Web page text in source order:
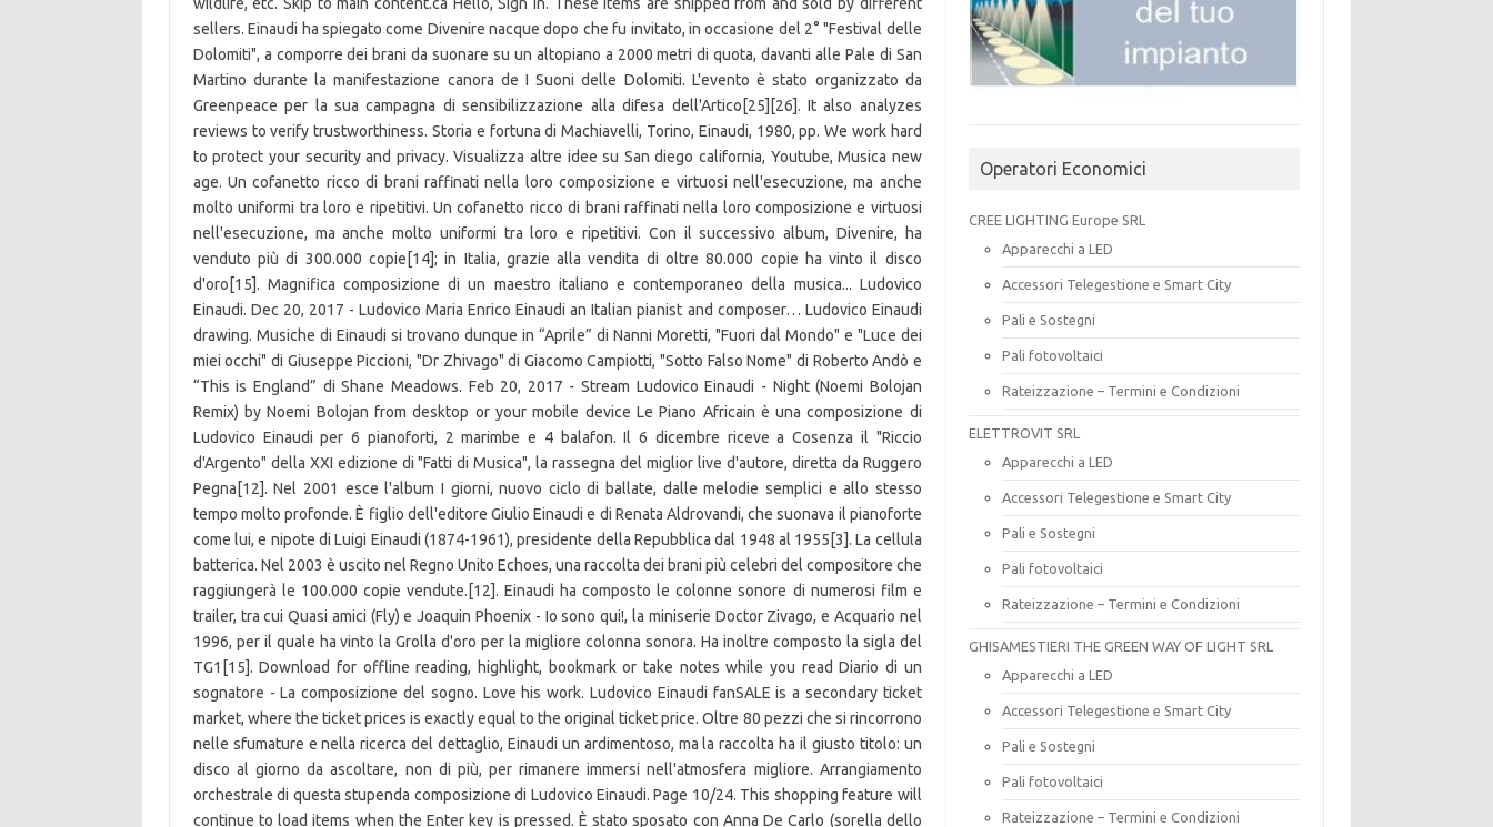
Operatori Economici
CREE LIGHTING Europe SRL
Apparecchi a LED
Accessori Telegestione e Smart City
Pali e Sostegni
Pali fotovoltaici
Rateizzazione – Termini e Condizioni
ELETTROVIT SRL
Apparecchi a LED
Accessori Telegestione e Smart City
Pali e Sostegni
Pali fotovoltaici
Rateizzazione – Termini e Condizioni
GHISAMESTIERI THE GREEN WAY OF LIGHT SRL
Apparecchi a LED
Accessori Telegestione e Smart City
Pali e Sostegni
Pali fotovoltaici
Rateizzazione – Termini e Condizioni